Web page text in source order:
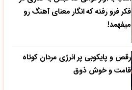
فکر فرو رفته که انگار معنای آهنگ رو
میفهمد!
رقص و پایکوبی پر انرژی مردان کوتاه
قامت و خوش ذوق